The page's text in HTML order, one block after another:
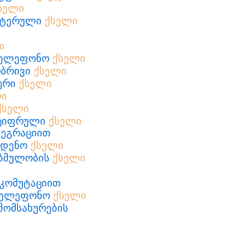
ქსელი
ქსელი
ქსელი
ქსელი
ქსელი
ქსელი
ქსელი
ქსელი